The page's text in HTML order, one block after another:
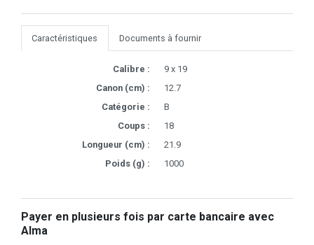
Caractéristiques Documents à fournir
Calibre :
9 x 19
Canon (cm) :
12.7
Catégorie :
B
Coups :
18
Longueur (cm) :
21.9
Poids (g) :
1000
Payer en plusieurs fois par carte bancaire avec
Alma